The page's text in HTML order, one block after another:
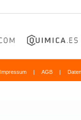
Impressum | AGB |